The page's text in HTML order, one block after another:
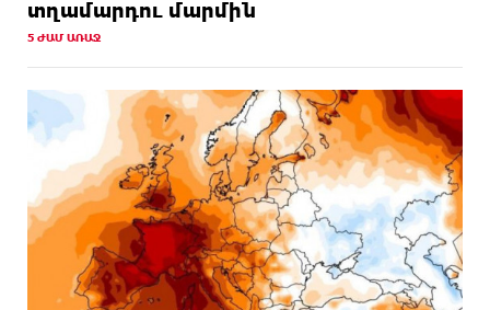
տղամարդու մարմին
5 ԺԱՄ ԱՌԱՋ